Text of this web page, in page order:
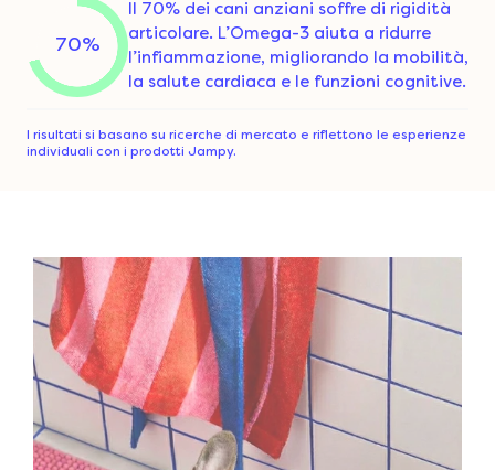
70%
Il 70% dei cani anziani soffre di rigidità
articolare. L’Omega-3 aiuta a ridurre
l’infiammazione, migliorando la mobilità,
la salute cardiaca e le funzioni cognitive.
I risultati si basano su ricerche di mercato e riflettono le esperienze
individuali con i prodotti Jampy.